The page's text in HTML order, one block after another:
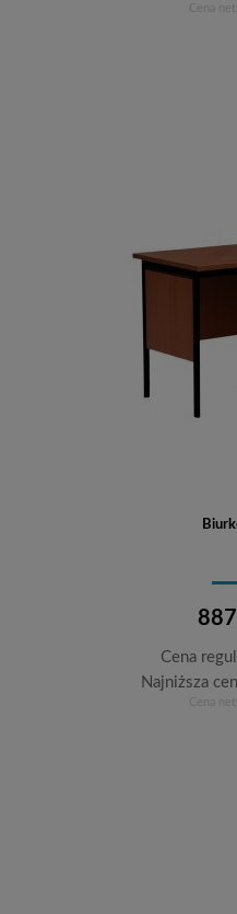
Cena
Najniższa